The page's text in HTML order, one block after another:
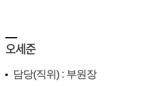
오세준
담당(직위) : 부원장